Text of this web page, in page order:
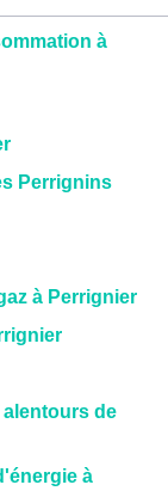
à
Perrignins
à Perrignier
alentours de
à